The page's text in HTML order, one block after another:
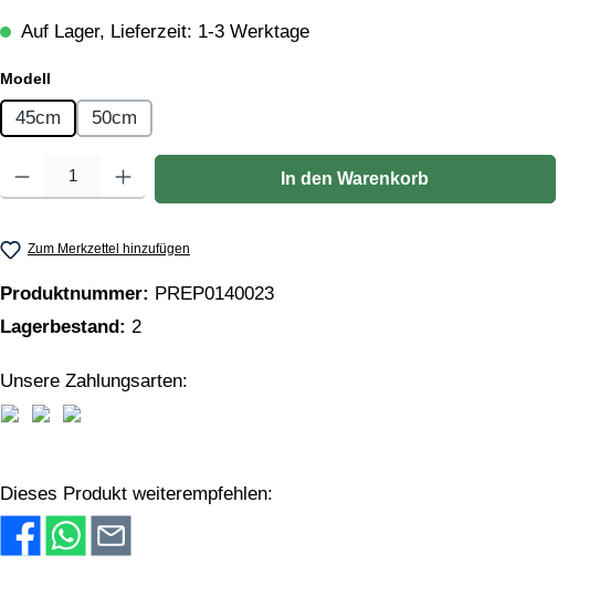
Auf Lager, Lieferzeit: 1-3 Werktage
Modellauswählen
45cm 50cm
Produkt Anzahl: Gib den gewünschten Wert ein oder benutze die Schaltflächen um
In den Warenkorb
Zum Merkzettel hinzufügen
Produktnummer: PREP0140023
Lagerbestand: 2
Unsere Zahlungsarten:
Dieses Produkt weiterempfehlen: